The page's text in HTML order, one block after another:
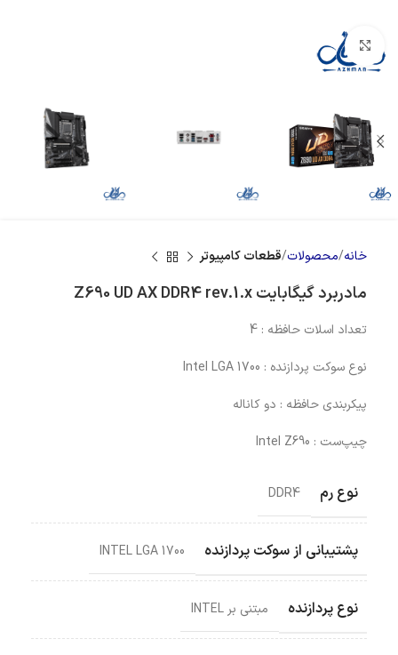
بزرگنمایی تصویر
خانه محصولات قطعات کامپیوتر
مادربرد گیگابایت Z690 UD AX DDR4 rev.1.x
تعداد اسلات حافظه : 4
نوع سوکت پردازنده : Intel LGA 1700
پیکربندی حافظه : دو کاناله
چیپ‌ست : Intel Z690
نوع رم DDR4
پشتیبانی از سوکت پردازنده INTEL LGA 1700
نوع پردازنده مبتنی بر INTEL